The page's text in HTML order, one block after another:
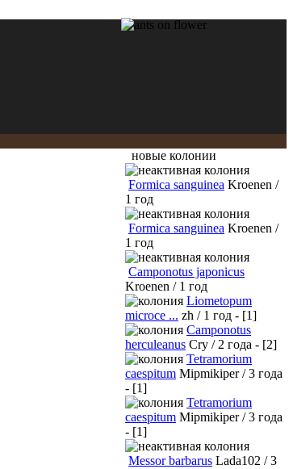
новые колонии
Formica sanguinea Kroenen /
1 год
Formica sanguinea Kroenen /
1 год
Camponotus japonicus
Kroenen / 1 год
Liometopum
microce ... zh / 1 год - [1]
Camponotus
herculeanus Cry / 2 года - [2]
Tetramorium
caespitum Mipmikiper / 3 года
- [1]
Tetramorium
caespitum Mipmikiper / 3 года
- [1]
Messor barbarus Lada102 / 3